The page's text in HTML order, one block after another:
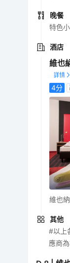
晚餐
特色
酒店
維也
4分
維也
其他
#以上
應商